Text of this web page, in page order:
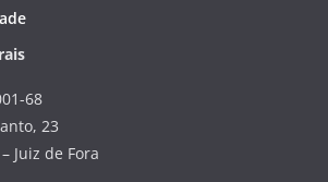
68
23
Juiz de Fora